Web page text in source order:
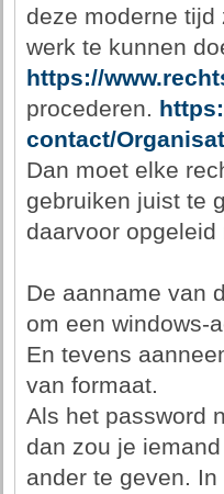
deze moderne
werk te kunnen
https://
procederen.
contact/
Dan moet elke
gebruiken juist te
daarvoor opgeleid
De aanname van
om een windows-
En tevens
van formaat.
Als het password
dan zou je
ander te geven.